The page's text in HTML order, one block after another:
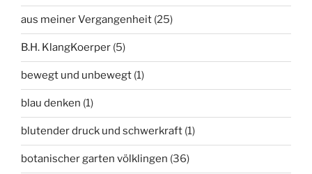
aus meiner Vergangenheit (25)
B.H. KlangKoerper (5)
bewegt und unbewegt (1)
blau denken (1)
blutender druck und schwerkraft (1)
botanischer garten völklingen (36)